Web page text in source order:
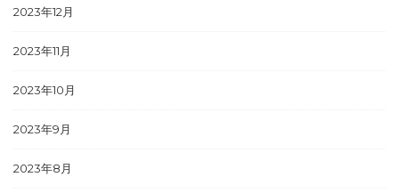
2023年12月
2023年11月
2023年10月
2023年9月
2023年8月